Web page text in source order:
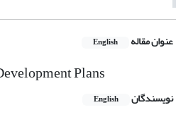
عنوان مقاله English
Plans
نویسندگان English